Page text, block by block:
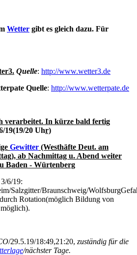
Wetter gibt es gleich dazu. Für
Quelle: http://www.wetter3.de
Quelle: http://www.wetterpate.de
verarbeitet. In kürze bald fertig
19(19/20 Uhr)
Gewitter (Westhäfte Deut. am
ab Nachmittag u. Abend weiter
Baden - Würtenberg
6/19:
Salzgitter/Braunschweig/
Rotation(möglich Bildung von
/29.5.19/18:49,21:20, zuständig für die
/nächster Tage.